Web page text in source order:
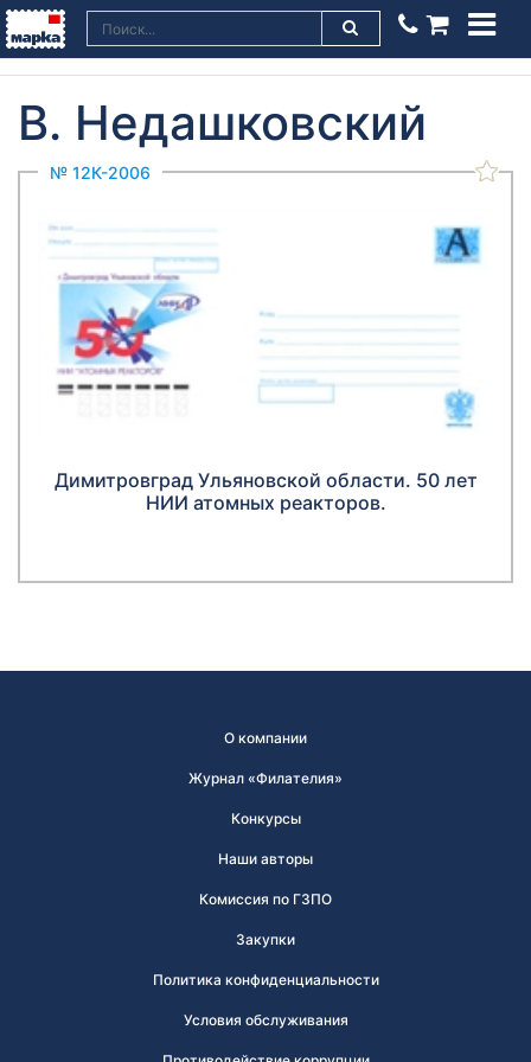
В. Недашковский
№ 12К-2006
Димитровград Ульяновской области. 50 лет
НИИ атомных реакторов.
О компании
Журнал «Филателия»
Конкурсы
Наши авторы
Комиссия по ГЗПО
Закупки
Политика конфиденциальности
Условия обслуживания